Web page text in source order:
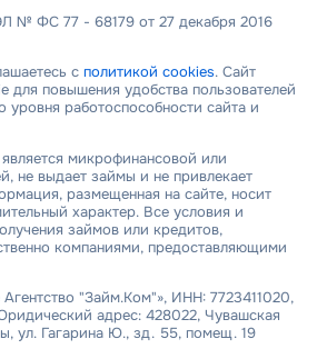
№ ФС 77 - 68179 от 27 декабря 2016
с политикой cookies. Сайт
для повышения удобства пользователей
уровня работоспособности сайта и
микрофинансовой или
не выдает займы и не привлекает
размещенная на сайте, носит
характер. Все условия и
займов или кредитов,
компаниями, предоставляющими
"Займ.Ком"», ИНН: 7723411020,
адрес: 428022, Чувашская
ул. Гагарина Ю., зд. 55, помещ. 19